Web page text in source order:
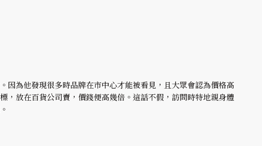
因為他發現很多時品牌在市中心才能被看見，且大眾會認為價格高
，放在百貨公司賣，價錢便高幾倍。這話不假，訪問時特地親身體